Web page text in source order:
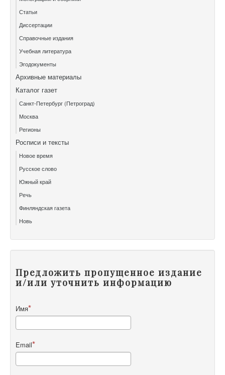
Статьи
Диссертации
Справочные издания
Учебная литература
Эгодокументы
Архивные материалы
Каталог газет
Санкт-Петербург (Петроград)
Москва
Регионы
Росписи и тексты
Новое время
Русское слово
Южный край
Речь
Финляндская газета
Новь
Предложить пропущенное издание
и/или уточнить информацию
Имя
Email